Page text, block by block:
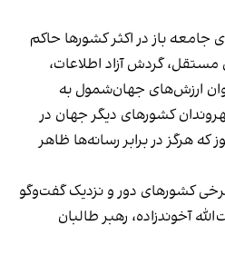
جامعه باز در اکثر کشورها حاکم
مستقل،‌ گردش آزاد اطلاعات،
ارزش‌های جهان‌شمول به
کشورهای دیگر جهان در
هرگز در برابر رسانه‌ها ظاهر
کشورهای دور و نزدیک گفت‌وگو
آخوندزاده، رهبر طالبان